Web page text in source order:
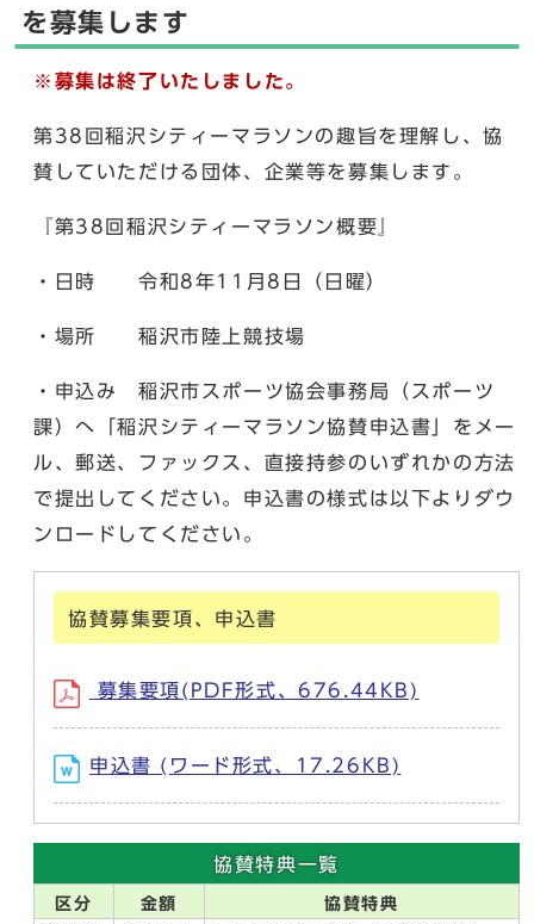
を募集します
※募集は終了いたしました。
第38回稲沢シティーマラソンの趣旨を理解し、協
賛していただける団体、企業等を募集します。
『第38回稲沢シティーマラソン概要』
・日時 令和8年11月8日（日曜）
・場所 稲沢市陸上競技場
・申込み 稲沢市スポーツ協会事務局（スポーツ
課）へ「稲沢シティーマラソン協賛申込書」をメー
ル、郵送、ファックス、直接持参のいずれかの方法
で提出してください。申込書の様式は以下よりダウ
ンロードしてください。
協賛募集要項、申込書
募集要項(PDF形式、676.44KB)
申込書 (ワード形式、17.26KB)
協賛特典一覧
区分 金額
協賛特典